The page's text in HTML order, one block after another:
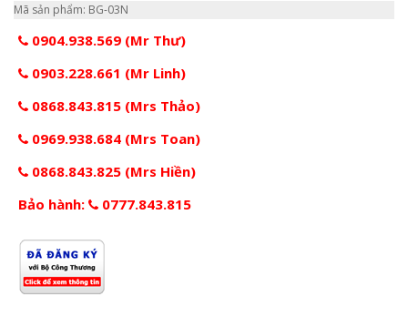
Mã sản phẩm: BG-03N
0904.938.569 (Mr Thư)
0903.228.661 (Mr Linh)
0868.843.815 (Mrs Thảo)
0969.938.684 (Mrs Toan)
0868.843.825 (Mrs Hiền)
Bảo hành:
0777.843.815